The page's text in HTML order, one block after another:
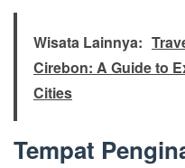
Wisata Lainnya:
Cirebon: A Guide to
Cities
Tempat